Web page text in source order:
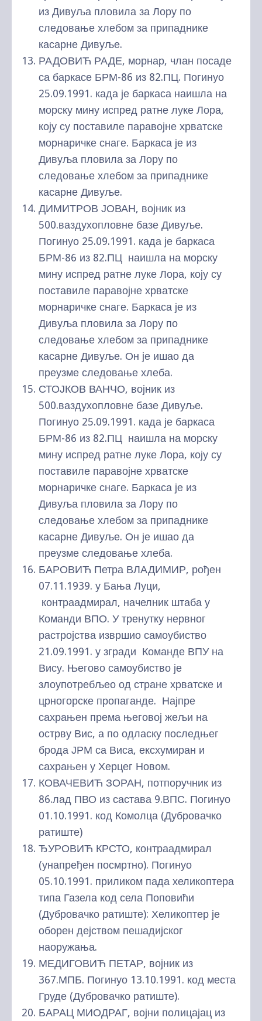
из Дивуља пловила за Лору по
следовање хлебом за припаднике
касарне Дивуље.
РАДОВИЋ РАДЕ, морнар, члан посаде
са баркасе БРМ-86 из 82.ПЦ. Погинуо
25.09.1991. када је баркаса наишла на
морску мину испред ратне луке Лора,
коју су поставиле паравојне хрватске
морнаричке снаге. Баркаса је из
Дивуља пловила за Лору по
следовање хлебом за припаднике
касарне Дивуље.
ДИМИТРОВ ЈОВАН, војник из
500.ваздухопловне базе Дивуље.
Погинуо 25.09.1991. када је баркаса
БРМ-86 из 82.ПЦ наишла на морску
мину испред ратне луке Лора, коју су
поставиле паравојне хрватске
морнаричке снаге. Баркаса је из
Дивуља пловила за Лору по
следовање хлебом за припаднике
касарне Дивуље. Он је ишао да
преузме следовање хлеба.
СТОЈКОВ ВАНЧО, војник из
500.ваздухопловне базе Дивуље.
Погинуо 25.09.1991. када је баркаса
БРМ-86 из 82.ПЦ наишла на морску
мину испред ратне луке Лора, коју су
поставиле паравојне хрватске
морнаричке снаге. Баркаса је из
Дивуља пловила за Лору по
следовање хлебом за припаднике
касарне Дивуље. Он је ишао да
преузме следовање хлеба.
БАРОВИЋ Петра ВЛАДИМИР, рођен
07.11.1939. у Бања Луци,
контраадмирал, начелник штаба у
Команди ВПО. У тренутку нервног
растројства извршио самоубиство
21.09.1991. у згради Команде ВПУ на
Вису. Његово самоубиство је
злоупотребљео од стране хрватске и
црногорске пропаганде. Најпре
сахрањен према његовој жељи на
острву Вис, а по одласку последњег
брода ЈРМ са Виса, ексхумиран и
сахрањен у Херцег Новом.
КОВАЧЕВИЋ ЗОРАН, потпоручник из
86.лад ПВО из састава 9.ВПС. Погинуо
01.10.1991. код Комолца (Дубровачко
ратиште)
ЂУРОВИЋ КРСТО, контраадмирал
(унапређен посмртно). Погинуо
05.10.1991. приликом пада хеликоптера
типа Газела код села Поповићи
(Дубровачко ратиште): Хеликоптер је
оборен дејством пешадијског
наоружања.
МЕДИГОВИЋ ПЕТАР, војник из
367.МПБ. Погинуо 13.10.1991. код места
Груде (Дубровачко ратиште).
БАРАЦ МИОДРАГ, војни полицајац из